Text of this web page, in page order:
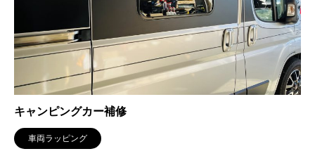
キャンピングカー補修
車両ラッピング